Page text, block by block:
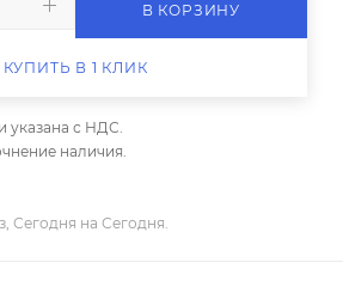
В КОРЗИНУ
КУПИТЬ В 1 КЛИК
указана с НДС.
наличия.
Сегодня на Сегодня.